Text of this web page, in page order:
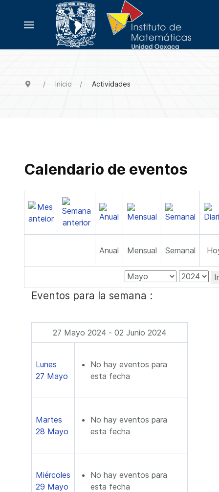
Inicio Actividades
Calendario de eventos
Anual Mensual Semanal
Eventos para la semana :
27 Mayo 2024 - 02 Junio 2024
Lunes
27 Mayo
No hay eventos para
esta fecha
Martes
28 Mayo
No hay eventos para
esta fecha
Miércoles
29 Mayo
No hay eventos para
esta fecha